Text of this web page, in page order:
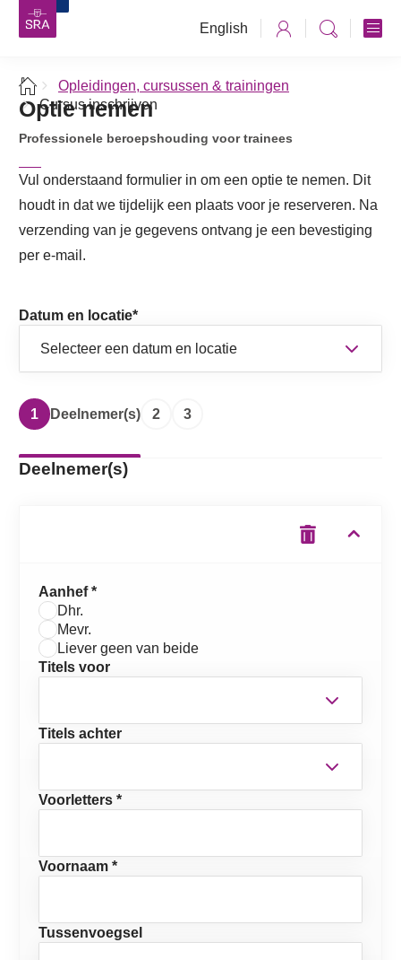
English
Opleidingen, cursussen & trainingen
Cursus inschrijven
Optie nemen
Professionele beroepshouding voor trainees
Vul onderstaand formulier in om een optie te nemen. Dit
houdt in dat we tijdelijk een plaats voor je reserveren. Na
verzending van je gegevens ontvang je een bevestiging
per e-mail.
Datum en locatie*
1 Deelnemer(s) 2 3
Deelnemer(s)
Aanhef *
Dhr.
Mevr.
Liever geen van beide
Titels voor
Titels achter
Voorletters *
Voornaam *
Tussenvoegsel